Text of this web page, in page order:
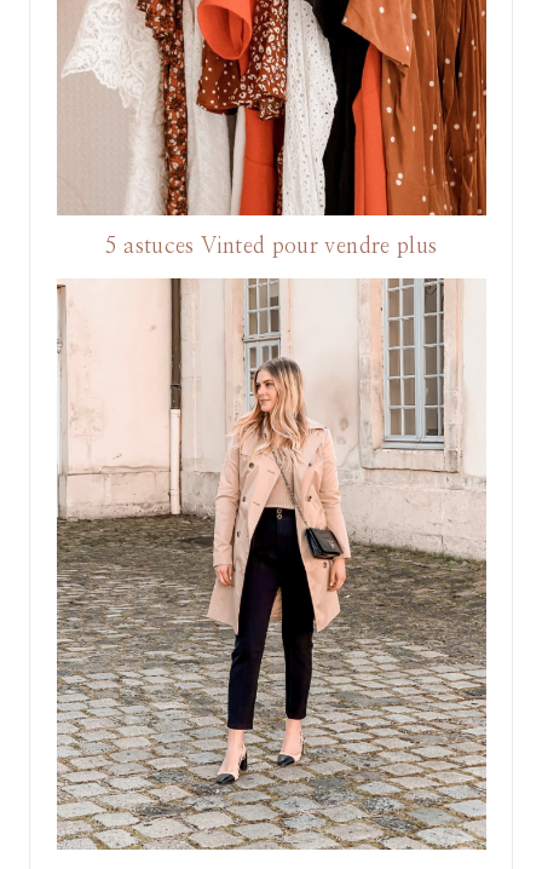
5 astuces Vinted pour vendre plus